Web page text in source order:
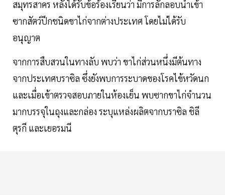
สมุทรสาคร หลังได้รับข้อร้องเรียนว่า​ มีการลักลอบนำเข้า
ซากสัตว์ปีกชนิดขาไก่จากต่างประเทศ โดยไม่ได้รับ
อนุญาต
จากการสืบสวนในทางลับ พบว่า ขาไก่ส่วนหนึ่​งมีต้นทาง
จาก​ประเทศ​บราซิล​ ซึ่ง​ยังพบการระบาดของโรคไข้หวัดนก
และเมื่อเข้าตรวจสอบภายในห้องเย็น พบซากขาไก่จำนวน
มากบรรจุในถุงและกล่อง ระบุแหล่งผลิตจากบราซิล ชิลี
ตุรกี และเยอรมนี